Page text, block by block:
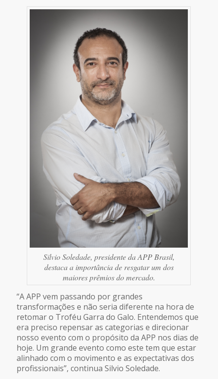
Silvio Soledade, presidente da APP Brasil,
destaca a importância de resgatar um dos
maiores prêmios do mercado.
“A APP vem passando por grandes
transformações e não seria diferente na hora de
retomar o Troféu Garra do Galo. Entendemos que
era preciso repensar as categorias e direcionar
nosso evento com o propósito da APP nos dias de
hoje. Um grande evento como este tem que estar
alinhado com o movimento e as expectativas dos
profissionais”, continua Silvio Soledade.